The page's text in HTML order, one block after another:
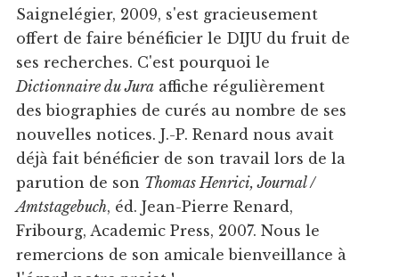
Saignelégier, 2009, s'est gracieusement
offert de faire bénéficier le DIJU du fruit de
ses recherches. C'est pourquoi le
Dictionnaire du Juraaffiche régulièrement
des biographies de curés au nombre de ses
nouvelles notices. J.-P. Renard nous avait
déjà fait bénéficier de son travail lors de la
parution de son Thomas Henrici, Journal /
Amtstagebuch, éd. Jean-Pierre Renard,
Fribourg, Academic Press, 2007. Nous le
remercions de son amicale bienveillance à